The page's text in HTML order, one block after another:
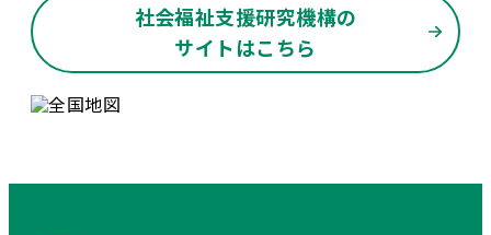
社会福祉支援研究機構の
サイトはこちら